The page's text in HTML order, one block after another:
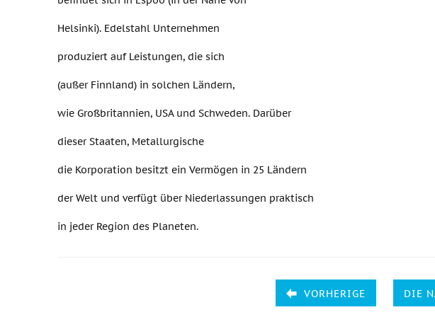
Helsinki). Edelstahl Unternehmen
produziert auf Leistungen, die sich
(außer Finnland) in solchen Ländern,
wie Großbritannien, USA und Schweden. Darüber
dieser Staaten, Metallurgische
die Korporation besitzt ein Vermögen in 25 Ländern
der Welt und verfügt über Niederlassungen praktisch
in jeder Region des Planeten.
VORHERIGE DIE